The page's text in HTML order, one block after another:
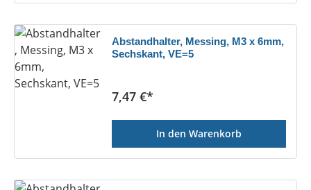
Abstandhalter, Messing, M3 x 6mm,
Sechskant, VE=5
Regulärer Preis:
7,47 €*
In den Warenkorb